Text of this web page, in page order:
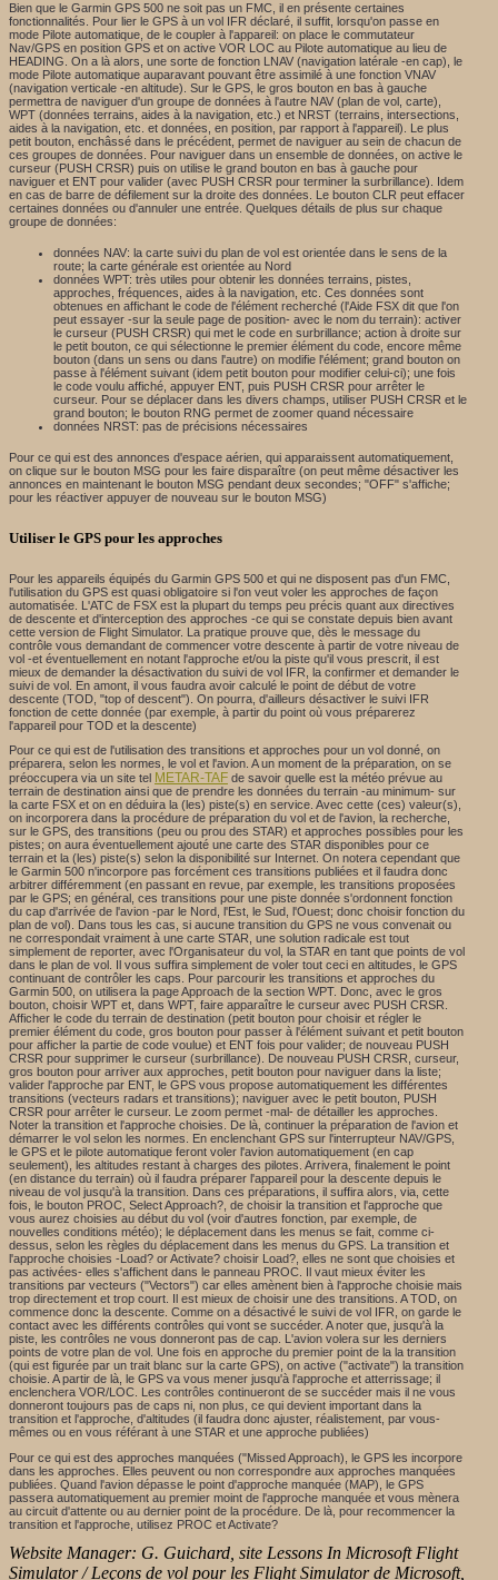
Bien que le Garmin GPS 500 ne soit pas un FMC, il en présente certaines
fonctionnalités. Pour lier le GPS à un vol IFR déclaré, il suffit, lorsqu'on passe en
mode Pilote automatique, de le coupler à l'appareil: on place le commutateur
Nav/GPS en position GPS et on active VOR LOC au Pilote automatique au lieu de
HEADING. On a là alors, une sorte de fonction LNAV (navigation latérale -en cap), le
mode Pilote automatique auparavant pouvant être assimilé à une fonction VNAV
(navigation verticale -en altitude). Sur le GPS, le gros bouton en bas à gauche
permettra de naviguer d'un groupe de données à l'autre NAV (plan de vol, carte),
WPT (données terrains, aides à la navigation, etc.) et NRST (terrains, intersections,
aides à la navigation, etc. et données, en position, par rapport à l'appareil). Le plus
petit bouton, enchâssé dans le précédent, permet de naviguer au sein de chacun de
ces groupes de données. Pour naviguer dans un ensemble de données, on active le
curseur (PUSH CRSR) puis on utilise le grand bouton en bas à gauche pour
naviguer et ENT pour valider (avec PUSH CRSR pour terminer la surbrillance). Idem
en cas de barre de défilement sur la droite des données. Le bouton CLR peut effacer
certaines données ou d'annuler une entrée. Quelques détails de plus sur chaque
groupe de données:
données NAV: la carte suivi du plan de vol est orientée dans le sens de la
route; la carte générale est orientée au Nord
données WPT: très utiles pour obtenir les données terrains, pistes,
approches, fréquences, aides à la navigation, etc. Ces données sont
obtenues en affichant le code de l'élément recherché (l'Aide FSX dit que l'on
peut essayer -sur la seule page de position- avec le nom du terrain): activer
le curseur (PUSH CRSR) qui met le code en surbrillance; action à droite sur
le petit bouton, ce qui sélectionne le premier élément du code, encore même
bouton (dans un sens ou dans l'autre) on modifie l'élément; grand bouton on
passe à l'élément suivant (idem petit bouton pour modifier celui-ci); une fois
le code voulu affiché, appuyer ENT, puis PUSH CRSR pour arrêter le
curseur. Pour se déplacer dans les divers champs, utiliser PUSH CRSR et le
grand bouton; le bouton RNG permet de zoomer quand nécessaire
données NRST: pas de précisions nécessaires
Pour ce qui est des annonces d'espace aérien, qui apparaissent automatiquement,
on clique sur le bouton MSG pour les faire disparaître (on peut même désactiver les
annonces en maintenant le bouton MSG pendant deux secondes; "OFF" s'affiche;
pour les réactiver appuyer de nouveau sur le bouton MSG)
Utiliser le GPS pour les approches
Pour les appareils équipés du Garmin GPS 500 et qui ne disposent pas d'un FMC,
l'utilisation du GPS est quasi obligatoire si l'on veut voler les approches de façon
automatisée. L'ATC de FSX est la plupart du temps peu précis quant aux directives
de descente et d'interception des approches -ce qui se constate depuis bien avant
cette version de Flight Simulator. La pratique prouve que, dès le message du
contrôle vous demandant de commencer votre descente à partir de votre niveau de
vol -et éventuellement en notant l'approche et/ou la piste qu'il vous prescrit, il est
mieux de demander la désactivation du suivi de vol IFR, la confirmer et demander le
suivi de vol. En amont, il vous faudra avoir calculé le point de début de votre
descente (TOD, "top of descent"). On pourra, d'ailleurs désactiver le suivi IFR
fonction de cette donnée (par exemple, à partir du point où vous préparerez
l'appareil pour TOD et la descente)
Pour ce qui est de l'utilisation des transitions et approches pour un vol donné, on
préparera, selon les normes, le vol et l'avion. A un moment de la préparation, on se
préoccupera via un site tel METAR-TAF de savoir quelle est la météo prévue au
terrain de destination ainsi que de prendre les données du terrain -au minimum- sur
la carte FSX et on en déduira la (les) piste(s) en service. Avec cette (ces) valeur(s),
on incorporera dans la procédure de préparation du vol et de l'avion, la recherche,
sur le GPS, des transitions (peu ou prou des STAR) et approches possibles pour les
pistes; on aura éventuellement ajouté une carte des STAR disponibles pour ce
terrain et la (les) piste(s) selon la disponibilité sur Internet. On notera cependant que
le Garmin 500 n'incorpore pas forcément ces transitions publiées et il faudra donc
arbitrer différemment (en passant en revue, par exemple, les transitions proposées
par le GPS; en général, ces transitions pour une piste donnée s'ordonnent fonction
du cap d'arrivée de l'avion -par le Nord, l'Est, le Sud, l'Ouest; donc choisir fonction du
plan de vol). Dans tous les cas, si aucune transition du GPS ne vous convenait ou
ne correspondait vraiment à une carte STAR, une solution radicale est tout
simplement de reporter, avec l'Organisateur du vol, la STAR en tant que points de vol
dans le plan de vol. Il vous suffira simplement de voler tout ceci en altitudes, le GPS
continuant de contrôler les caps. Pour parcourir les transitions et approches du
Garmin 500, on utilisera la page Approach de la section WPT. Donc, avec le gros
bouton, choisir WPT et, dans WPT, faire apparaître le curseur avec PUSH CRSR.
Afficher le code du terrain de destination (petit bouton pour choisir et régler le
premier élément du code, gros bouton pour passer à l'élément suivant et petit bouton
pour afficher la partie de code voulue) et ENT fois pour valider; de nouveau PUSH
CRSR pour supprimer le curseur (surbrillance). De nouveau PUSH CRSR, curseur,
gros bouton pour arriver aux approches, petit bouton pour naviguer dans la liste;
valider l'approche par ENT, le GPS vous propose automatiquement les différentes
transitions (vecteurs radars et transitions); naviguer avec le petit bouton, PUSH
CRSR pour arrêter le curseur. Le zoom permet -mal- de détailler les approches.
Noter la transition et l'approche choisies. De là, continuer la préparation de l'avion et
démarrer le vol selon les normes. En enclenchant GPS sur l'interrupteur NAV/GPS,
le GPS et le pilote automatique feront voler l'avion automatiquement (en cap
seulement), les altitudes restant à charges des pilotes. Arrivera, finalement le point
(en distance du terrain) où il faudra préparer l'appareil pour la descente depuis le
niveau de vol jusqu'à la transition. Dans ces préparations, il suffira alors, via, cette
fois, le bouton PROC, Select Approach?, de choisir la transition et l'approche que
vous aurez choisies au début du vol (voir d'autres fonction, par exemple, de
nouvelles conditions météo); le déplacement dans les menus se fait, comme ci-
dessus, selon les règles du déplacement dans les menus du GPS. La transition et
l'approche choisies -Load? or Activate? choisir Load?, elles ne sont que choisies et
pas activées- elles s'affichent dans le panneau PROC. Il vaut mieux éviter les
transitions par vecteurs ("Vectors") car elles amènent bien à l'approche choisie mais
trop directement et trop court. Il est mieux de choisir une des transitions. A TOD, on
commence donc la descente. Comme on a désactivé le suivi de vol IFR, on garde le
contact avec les différents contrôles qui vont se succéder. A noter que, jusqu'à la
piste, les contrôles ne vous donneront pas de cap. L'avion volera sur les derniers
points de votre plan de vol. Une fois en approche du premier point de la la transition
(qui est figurée par un trait blanc sur la carte GPS), on active ("activate") la transition
choisie. A partir de là, le GPS va vous mener jusqu'à l'approche et atterrissage; il
enclenchera VOR/LOC. Les contrôles continueront de se succéder mais il ne vous
donneront toujours pas de caps ni, non plus, ce qui devient important dans la
transition et l'approche, d'altitudes (il faudra donc ajuster, réalistement, par vous-
mêmes ou en vous référant à une STAR et une approche publiées)
Pour ce qui est des approches manquées ("Missed Approach), le GPS les incorpore
dans les approches. Elles peuvent ou non correspondre aux approches manquées
publiées. Quand l'avion dépasse le point d'approche manquée (MAP), le GPS
passera automatiquement au premier moint de l'approche manquée et vous mènera
au circuit d'attente ou au dernier point de la procédure. De là, pour recommencer la
transition et l'approche, utilisez PROC et Activate?
Website Manager: G. Guichard, site Lessons In Microsoft Flight
Simulator / Leçons de vol pour les Flight Simulator de Microsoft,